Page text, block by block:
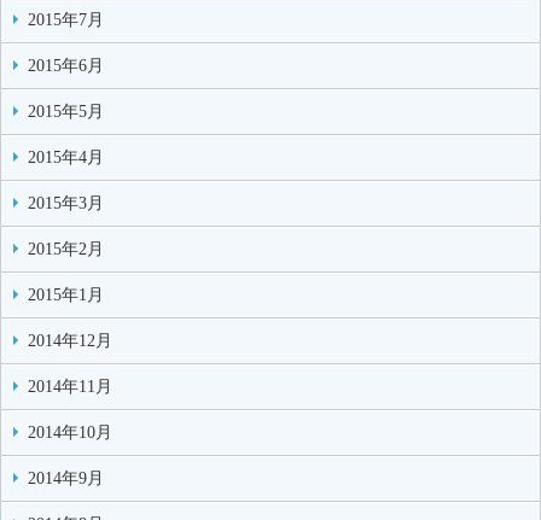
2015年7月
2015年6月
2015年5月
2015年4月
2015年3月
2015年2月
2015年1月
2014年12月
2014年11月
2014年10月
2014年9月